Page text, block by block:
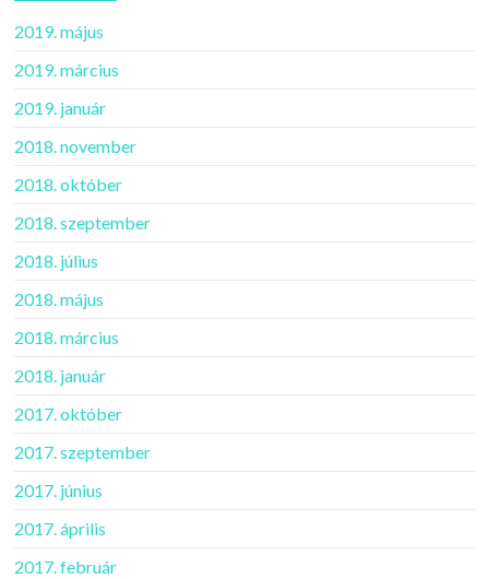
2019. május
2019. március
2019. január
2018. november
2018. október
2018. szeptember
2018. július
2018. május
2018. március
2018. január
2017. október
2017. szeptember
2017. június
2017. április
2017. február